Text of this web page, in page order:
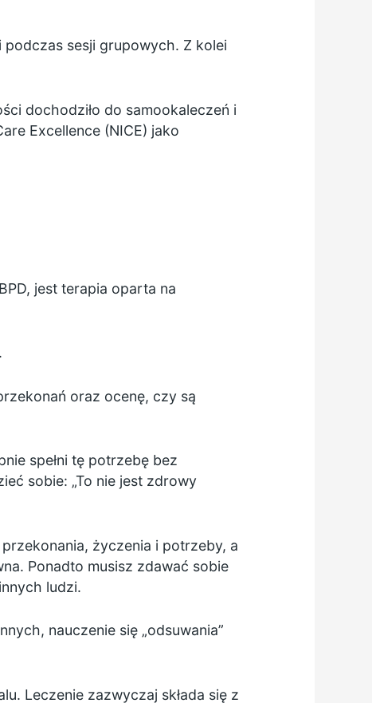
podczas sesji grupowych. Z kolei
dochodziło do samookaleczeń i
Excellence (NICE) jako
jest terapia oparta na
oraz ocenę, czy są
spełni tę potrzebę bez
sobie: „To nie jest zdrowy
życzenia i potrzeby, a
Ponadto musisz zdawać sobie
ludzi.
nauczenie się „odsuwania”
Leczenie zazwyczaj składa się z